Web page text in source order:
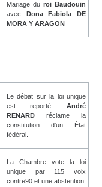
Mariage du roi Baudouin
avec Dona Fabiola DE
MORA Y ARAGON
Le débat sur la loi unique
est reporté. André
RENARD réclame la
constitution d'un État
fédéral.
La Chambre vote la loi
unique par 115 voix
contre90 et une abstention.